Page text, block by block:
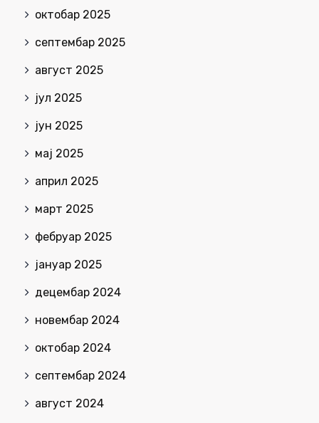
октобар 2025
септембар 2025
август 2025
јул 2025
јун 2025
мај 2025
април 2025
март 2025
фебруар 2025
јануар 2025
децембар 2024
новембар 2024
октобар 2024
септембар 2024
август 2024